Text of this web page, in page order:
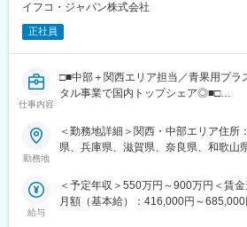
イフコ・ジャパン株式会社
正社員
仕事内容
□■中部＋関西エリア担当／青果用プラ
タル事業で国内トップシェア◎■□
■業務内容
青果物用レンタルコンテナーの販路拡
深耕営業をお任せします。
＜具体的な業務＞
・担当の既存取引先に対する拡販営業
勤務地
＜勤務地詳細＞関西・中部エリア住所
県、兵庫県、滋賀県、奈良県、和歌山
ートワーク含む）
給与
＜予定年収＞550万円～900万円＜賃
月額（基本給）：416,000円～